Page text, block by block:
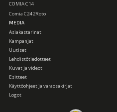
COMIA C14
Comia C24 2Roto
MEDIA
Asiakastarinat
Kampanjat
Uutiset
Lehdistötiedotteet
Kuvat ja videot
Esitteet
Käyttöohjeet ja varaosakirjat
Logot